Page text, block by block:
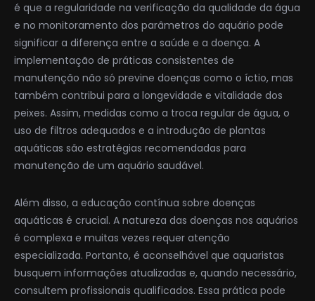
é que a regularidade na verificação da qualidade da água
e no monitoramento dos parâmetros do aquário pode
significar a diferença entre a saúde e a doença. A
implementação de práticas consistentes de
manutenção não só previne doenças como o íctio, mas
também contribui para a longevidade e vitalidade dos
peixes. Assim, medidas como a troca regular de água, o
uso de filtros adequados e a introdução de plantas
aquáticas são estratégias recomendadas para
manutenção de um aquário saudável.
Além disso, a educação contínua sobre doenças
aquáticas é crucial. A natureza das doenças nos aquários
é complexa e muitas vezes requer atenção
especializada. Portanto, é aconselhável que aquaristas
busquem informações atualizadas e, quando necessário,
consultem profissionais qualificados. Essa prática pode